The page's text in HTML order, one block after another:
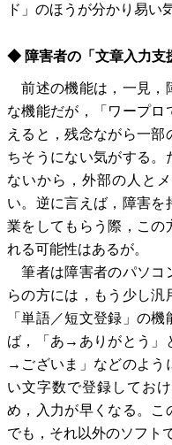
ド」のほうが分かり易い
◆ 障害者の「文章入力支
前述の機能は，一見，
な機能だが，「ワープロ
えると，残念ながら一
ちそうにない気がする。
ないから，外部の人と
い。逆に言えば，障害を
業をしてもらう際，この
れる可能性はあるが。
筆者は障害者のパソコ
らの方には，もう少し
「単語／短文登録」の
ば，「あ→ありがとう」
→ございま」などのよう
い文字数で登録してお
め，入力が早くなる。こ
でも，それ以外のソフト